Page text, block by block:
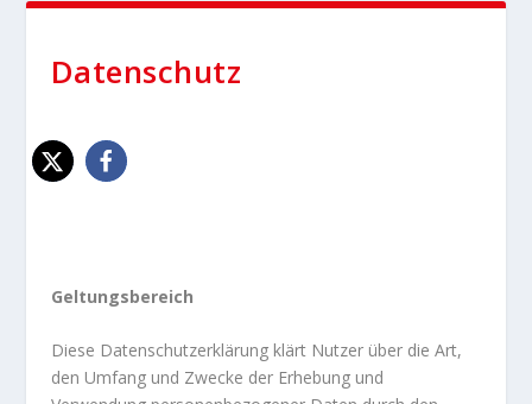
Datenschutz
Geltungsbereich
Diese Datenschutzerklärung klärt Nutzer über die Art,
den Umfang und Zwecke der Erhebung und